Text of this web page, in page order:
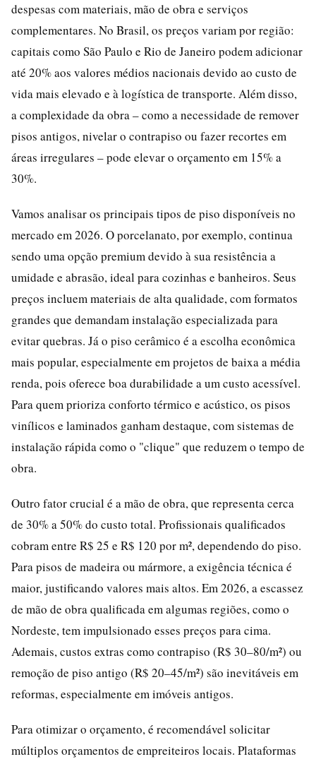
despesas com materiais, mão de obra e serviços
complementares. No Brasil, os preços variam por região:
capitais como São Paulo e Rio de Janeiro podem adicionar
até 20% aos valores médios nacionais devido ao custo de
vida mais elevado e à logística de transporte. Além disso,
a complexidade da obra – como a necessidade de remover
pisos antigos, nivelar o contrapiso ou fazer recortes em
áreas irregulares – pode elevar o orçamento em 15% a
30%.
Vamos analisar os principais tipos de piso disponíveis no
mercado em 2026. O porcelanato, por exemplo, continua
sendo uma opção premium devido à sua resistência a
umidade e abrasão, ideal para cozinhas e banheiros. Seus
preços incluem materiais de alta qualidade, com formatos
grandes que demandam instalação especializada para
evitar quebras. Já o piso cerâmico é a escolha econômica
mais popular, especialmente em projetos de baixa a média
renda, pois oferece boa durabilidade a um custo acessível.
Para quem prioriza conforto térmico e acústico, os pisos
vinílicos e laminados ganham destaque, com sistemas de
instalação rápida como o "clique" que reduzem o tempo de
obra.
Outro fator crucial é a mão de obra, que representa cerca
de 30% a 50% do custo total. Profissionais qualificados
cobram entre R$ 25 e R$ 120 por m², dependendo do piso.
Para pisos de madeira ou mármore, a exigência técnica é
maior, justificando valores mais altos. Em 2026, a escassez
de mão de obra qualificada em algumas regiões, como o
Nordeste, tem impulsionado esses preços para cima.
Ademais, custos extras como contrapiso (R$ 30–80/m²) ou
remoção de piso antigo (R$ 20–45/m²) são inevitáveis em
reformas, especialmente em imóveis antigos.
Para otimizar o orçamento, é recomendável solicitar
múltiplos orçamentos de empreiteiros locais. Plataformas